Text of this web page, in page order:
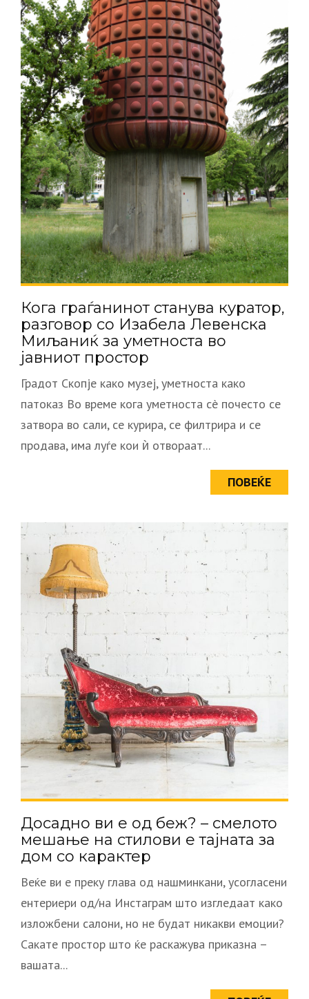
Кога граѓанинот станува куратор,
разговор со Изабела Левенска
Миљаниќ за уметноста во
јавниот простор
Градот Скопје како музеј, уметноста како
патоказ Во време кога уметноста сè почесто се
затвора во сали, се курира, се филтрира и се
продава, има луѓе кои ѝ отвораат...
ПОВЕЌЕ
Досадно ви е од беж? – смелото
мешање на стилови е тајната за
дом со карактер
Веќе ви е преку глава од нашминкани, усогласени
ентериери од/на Инстаграм што изгледаат како
изложбени салони, но не будат никакви емоции?
Сакате простор што ќе раскажува приказна –
вашата...